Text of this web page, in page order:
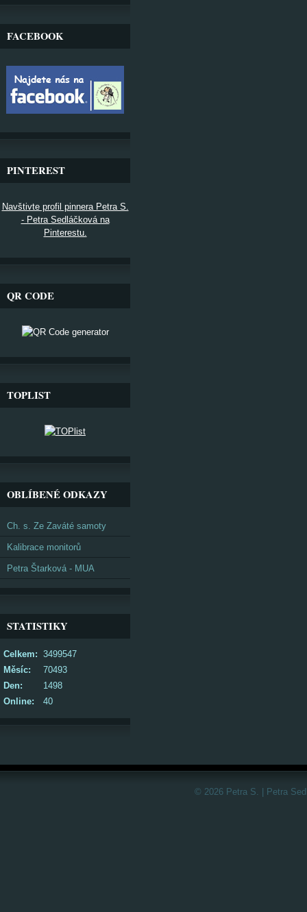
FACEBOOK
PINTEREST
Navštivte profil pinnera Petra S.
- Petra Sedláčková na
Pinterestu.
QR CODE
TOPLIST
OBLÍBENÉ ODKAZY
Ch. s. Ze Zaváté samoty
Kalibrace monitorů
Petra Štarková - MUA
STATISTIKY
Online: 40
Celkem: 3499547
Měsíc:
70493
Den:
1498
© 2026 Petra S. | Petra